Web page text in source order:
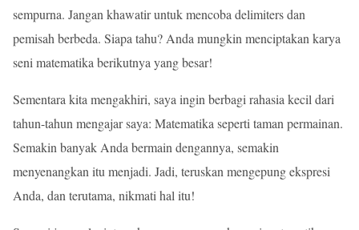
sempurna. Jangan khawatir untuk mencoba delimiters dan
pemisah berbeda. Siapa tahu? Anda mungkin menciptakan karya
seni matematika berikutnya yang besar!
Sementara kita mengakhiri, saya ingin berbagi rahasia kecil dari
tahun-tahun mengajar saya: Matematika seperti taman permainan.
Semakin banyak Anda bermain dengannya, semakin
menyenangkan itu menjadi. Jadi, teruskan mengepung ekspresi
Anda, dan terutama, nikmati hal itu!